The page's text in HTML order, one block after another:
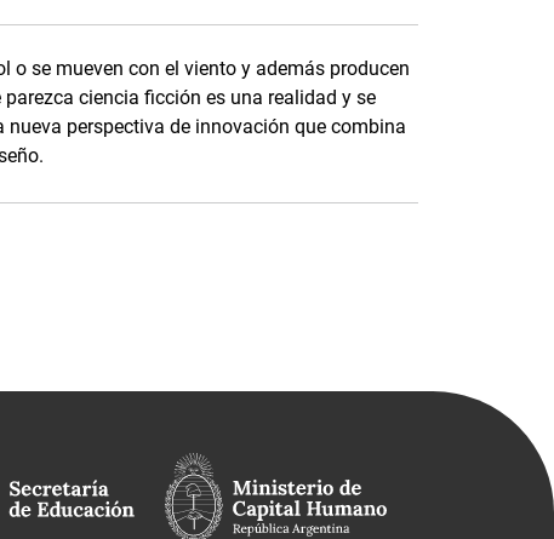
o se mueven con el viento y además producen
ciencia ficción es una realidad y se
perspectiva de innovación que combina